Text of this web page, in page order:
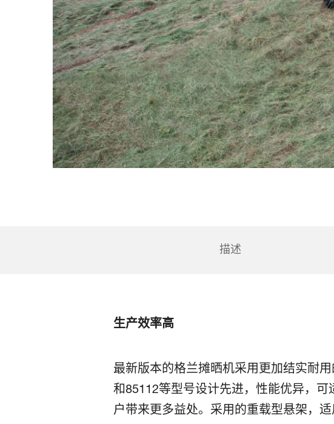
描述
生产效率高
最新版本的格兰摊晒机采用更加结实耐
和85112等型号设计先进，性能优异，
户带来更多益处。采用的重载型悬架，